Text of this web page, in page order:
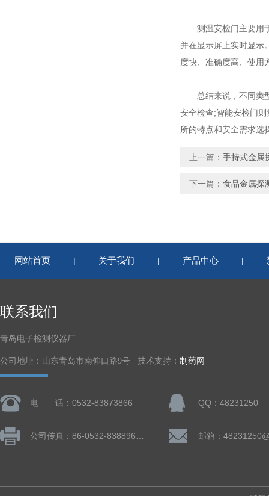
测温安检门主要用于
并在显示屏上实时显示
度快、准确度高、使用
总结来说，不同类型
安全检查;智能安检门
所的特点和安全需求选
上一篇： 手持式金属
下一篇： 食品金属探
网站首页 | 关于我们 | 产品中心 |
联系我们
青岛电子检测仪器厂
公司地址：山东青岛市南仰口路9号 技术支持： 制药网
电 话：0532-83873866 QQ：48231250
邮箱：